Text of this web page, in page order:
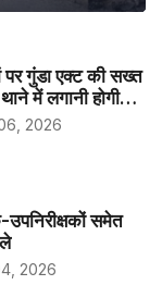
गुंडा एक्ट की सख्त
में लगानी होगी
2026
समेत
2026